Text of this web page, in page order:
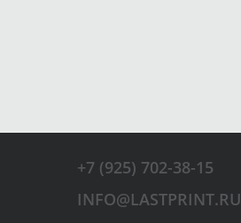
+7 (925) 702-38-15
INFO@LASTPRINT.RU